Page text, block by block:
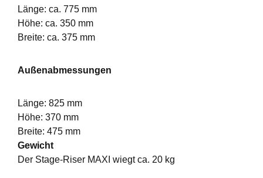
Länge: ca. 775 mm
Höhe: ca. 350 mm
Breite: ca. 375 mm
Außenabmessungen
Länge: 825 mm
Höhe: 370 mm
Breite: 475 mm
Gewicht
Der Stage-Riser MAXI wiegt ca. 20 kg